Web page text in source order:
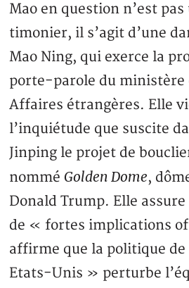
Mao en question n’est
timonier, il s’agit d’une
Mao Ning, qui exerce la
porte-parole du ministère
Affaires étrangères. Elle
l’inquiétude que suscite
Jinping le projet de
nommé Golden Dome,
Donald Trump. Elle
de « fortes implications
affirme que la politique
Etats-Unis » perturbe